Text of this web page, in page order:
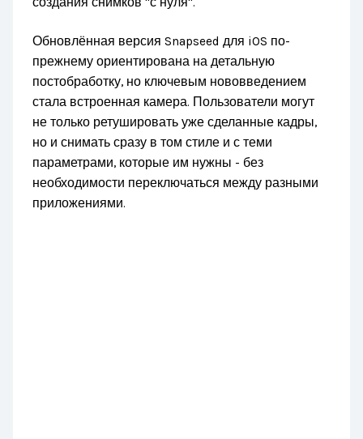
Обновлённая версия Snapseed для iOS по-
прежнему ориентирована на детальную
постобработку, но ключевым нововведением
стала встроенная камера. Пользователи могут
не только ретушировать уже сделанные кадры,
но и снимать сразу в том стиле и с теми
параметрами, которые им нужны - без
необходимости переключаться между разными
приложениями.